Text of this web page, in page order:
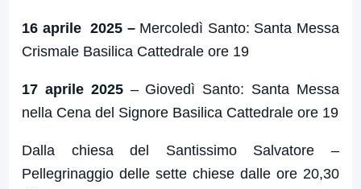
16 aprile 2025 –Mercoledì Santo: Santa Messa
Crismale Basilica Cattedrale ore 19
17 aprile 2025– Giovedì Santo: Santa Messa
nella Cena del Signore Basilica Cattedrale ore 19
Dalla chiesa del Santissimo Salvatore –
Pellegrinaggio delle sette chiese dalle ore 20,30